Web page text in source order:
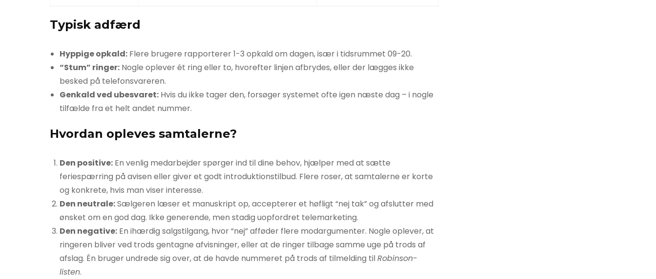
Typisk adfærd
Hyppige opkald: Flere brugere rapporterer 1-3 opkald om dagen, især i tidsrummet 09-20.
“Stum” ringer: Nogle oplever ét ring eller to, hvorefter linjen afbrydes, eller der lægges ikke
besked på telefonsvareren.
Genkald ved ubesvaret: Hvis du ikke tager den, forsøger systemet ofte igen næste dag – i nogle
tilfælde fra et helt andet nummer.
Hvordan opleves samtalerne?
Den positive: En venlig medarbejder spørger ind til dine behov, hjælper med at sætte
feriespærring på avisen eller giver et godt introduktionstilbud. Flere roser, at samtalerne er korte
og konkrete, hvis man viser interesse.
Den neutrale:Sælgeren læser et manuskript op, accepterer et høfligt “nej tak” og afslutter med
ønsket om en god dag. Ikke generende, men stadig uopfordret telemarketing.
Den negative: En ihærdig salgs­tilgang, hvor “nej” afføder flere modargumenter. Nogle oplever, at
ringeren bliver ved trods gentagne afvisninger, eller at de ringer tilbage samme uge på trods af
afslag. Én bruger undrede sig over, at de havde nummeret på trods af tilmelding tilRobinson-
listen.